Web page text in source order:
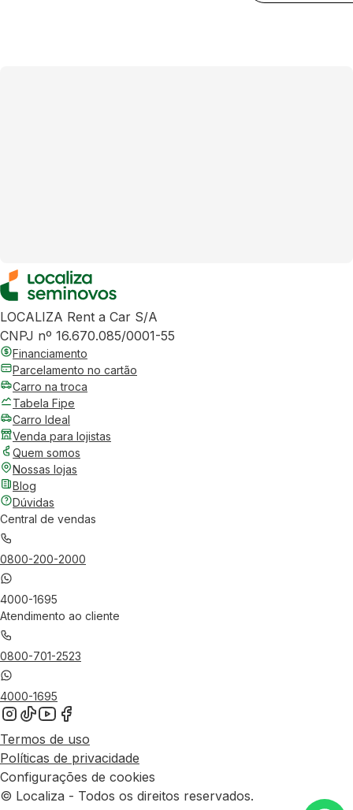
LOCALIZA Rent a Car S/A
CNPJ nº 16.670.085/0001-55
Financiamento
Parcelamento no cartão
Carro na troca
Tabela Fipe
Carro Ideal
Venda para lojistas
Quem somos
Nossas lojas
Blog
Dúvidas
Central de vendas
0800-200-2000
4000-1695
Atendimento ao cliente
0800-701-2523
4000-1695
Termos de uso
Políticas de privacidade
Configurações de cookies
© Localiza - Todos os direitos reservados.